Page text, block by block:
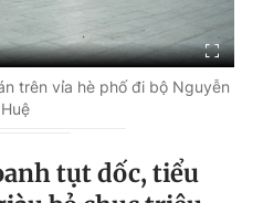
trên vỉa hè phố đi bộ Nguyễn
Huệ
tụt dốc, tiểu